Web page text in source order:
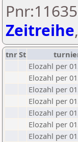
Zeitreihe,
tnrSt
Elozahl per
Elozahl per
Elozahl per
Elozahl per
Elozahl per
Elozahl per
Elozahl per